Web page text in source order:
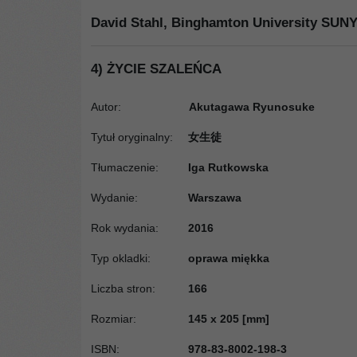
David Stahl, Binghamton University SUNY
4) ŻYCIE SZALEŃCA
Autor: Akutagawa Ryunosuke
Tytuł oryginalny: 女生徒
Tłumaczenie: Iga Rutkowska
Wydanie: Warszawa
Rok wydania: 2016
Typ okladki: oprawa miękka
Liczba stron: 166
Rozmiar: 145 x 205 [mm]
ISBN: 978-83-8002-198-3